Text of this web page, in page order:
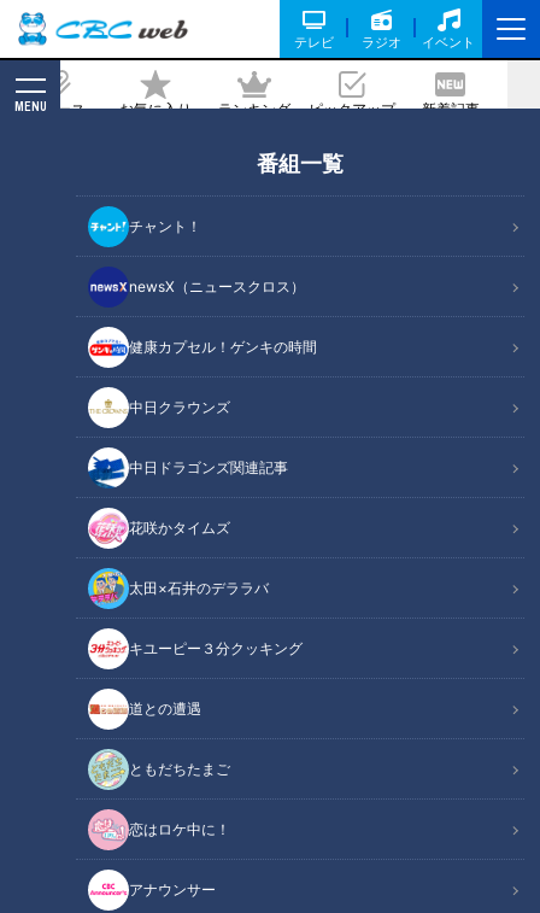
テレビ ラジオ イベント
ニュース お気に入り ランキング ピックアップ 新着記事
MENU
番組一覧
チャント！
newsX（ニュースクロス）
健康カプセル！ゲンキの時間
中日クラウンズ
中日ドラゴンズ関連記事
花咲かタイムズ
太田×石井のデララバ
キユーピー３分クッキング
道との遭遇
ともだちたまご
恋はロケ中に！
アナウンサー
当？！激安品豊富な「トライアル」をセ
レブマダムが徹底調査
記事に戻る
ワンコインでお釣りがくる絶品お弁当？！激安品豊富な「トライアル」
をセレブマダムが徹底調査
この記事の画像